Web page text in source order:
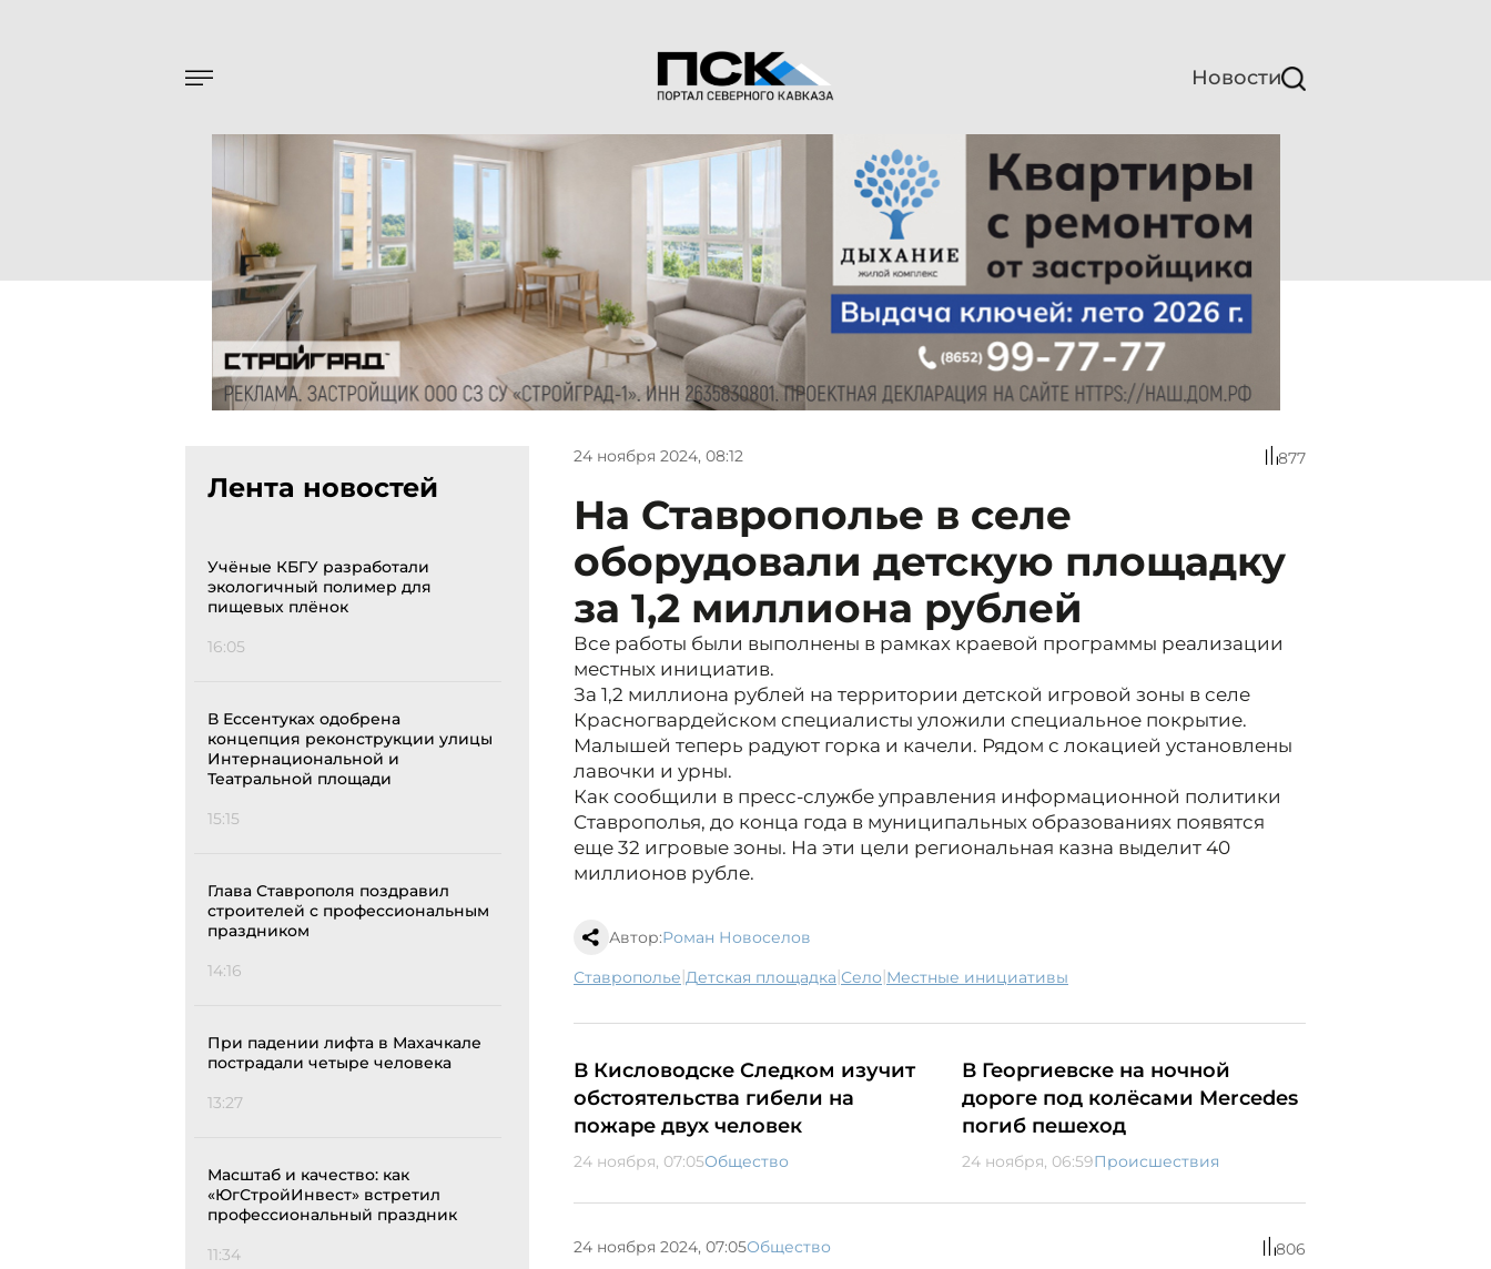
Новости
Лента новостей
Учёные КБГУ разработали
экологичный полимер для
пищевых плёнок
16:05
В Ессентуках одобрена
концепция реконструкции улицы
Интернациональной и
Театральной площади
15:15
Глава Ставрополя поздравил
строителей с профессиональным
праздником
14:16
При падении лифта в Махачкале
пострадали четыре человека
13:27
Масштаб и качество: как
«ЮгСтройИнвест» встретил
профессиональный праздник
11:34
24 ноября 2024, 08:12 877
На Ставрополье в селе
оборудовали детскую площадку
за 1,2 миллиона рублей
Все работы были выполнены в рамках краевой программы реализации
местных инициатив.
За 1,2 миллиона рублей на территории детской игровой зоны в селе
Красногвардейском специалисты уложили специальное покрытие.
Малышей теперь радуют горка и качели. Рядом с локацией установлены
лавочки и урны.
Как сообщили в пресс-службе управления информационной политики
Ставрополья, до конца года в муниципальных образованиях появятся
еще 32 игровые зоны. На эти цели региональная казна выделит 40
миллионов рубле.
Автор:Роман Новоселов
Ставрополье| детская площадка| село| местные инициативы
В Кисловодске Следком изучит
обстоятельства гибели на
пожаре двух человек
24 ноября, 07:05Общество
В Георгиевске на ночной
дороге под колёсами Mercedes
погиб пешеход
24 ноября, 06:59Происшествия
24 ноября 2024, 07:05Общество 806